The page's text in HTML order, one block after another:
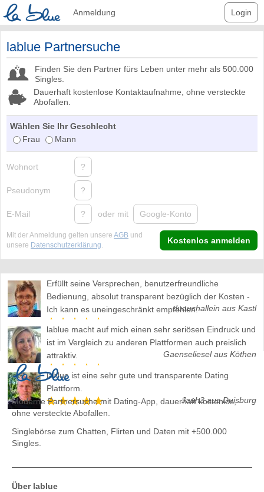
Anmeldung Login
lablue Partnersuche
Finden Sie den Partner fürs Leben unter mehr als 500.000
Singles.
Dauerhaft kostenlose Kontaktaufnahme, ohne versteckte
Abofallen.
Wählen Sie Ihr Geschlecht
Frau
Mann
Wohnort ?
Pseudonym ?
E-Mail ? oder mit Google-Konto
Mit der Anmeldung gelten unsere AGB und
unsere Datenschutzerklärung. Kostenlos anmelden
Erfüllt seine Versprechen, benutzerfreundliche
Bedienung, absolut transparent bezüglich der Kosten -
Ich kann es uneingeschränkt empfehlen.duauchallein aus Kastl
lablue macht auf mich einen sehr seriösen Eindruck und
ist im Vergleich zu anderen Plattformen auch preislich
attraktiv.
Gaenseliesel aus Köthen
lablue ist eine sehr gute und transparente Dating
Plattform.
Jauh3 aus Duisburg
Moderne Partnersuche mit Dating-App, dauerhaft kostenlos,
ohne versteckte Abofallen.
Singlebörse zum Chatten, Flirten und Daten mit +500.000
Singles.
Über lablue